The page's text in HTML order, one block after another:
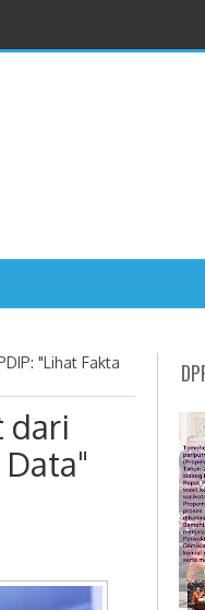
"Lihat Fakta
dari